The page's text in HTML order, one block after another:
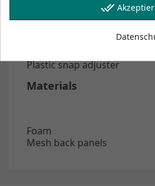
Plastic snap adjuster
Materials
Foam
Mesh back panels
done_all